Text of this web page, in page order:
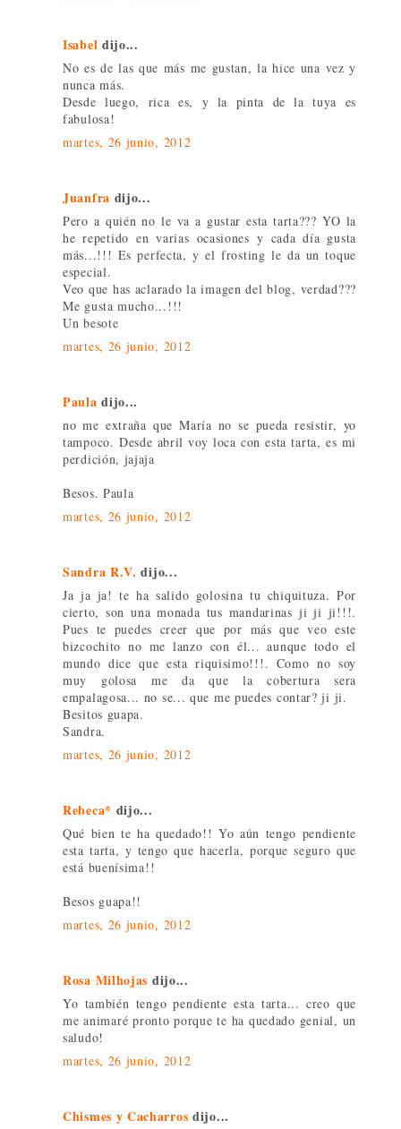
Isabel dijo...
No es de las que más me gustan, la hice una vez y
nunca más.
Desde luego, rica es, y la pinta de la tuya es
fabulosa!
martes, 26 junio, 2012
Juanfra dijo...
Pero a quién no le va a gustar esta tarta??? YO la
he repetido en varias ocasiones y cada día gusta
más...!!! Es perfecta, y el frosting le da un toque
especial.
Veo que has aclarado la imagen del blog, verdad???
Me gusta mucho...!!!
Un besote
martes, 26 junio, 2012
Paula dijo...
no me extraña que María no se pueda resistir, yo
tampoco. Desde abril voy loca con esta tarta, es mi
perdición, jajaja
Besos. Paula
martes, 26 junio, 2012
Sandra R.V. dijo...
Ja ja ja! te ha salido golosina tu chiquituza. Por
cierto, son una monada tus mandarinas ji ji ji!!!.
Pues te puedes creer que por más que veo este
bizcochito no me lanzo con él... aunque todo el
mundo dice que esta riquisimo!!!. Como no soy
muy golosa me da que la cobertura sera
empalagosa... no se... que me puedes contar? ji ji.
Besitos guapa.
Sandra.
martes, 26 junio, 2012
Rebeca* dijo...
Qué bien te ha quedado!! Yo aún tengo pendiente
esta tarta, y tengo que hacerla, porque seguro que
está buenísima!!
Besos guapa!!
martes, 26 junio, 2012
Rosa Milhojas dijo...
Yo también tengo pendiente esta tarta... creo que
me animaré pronto porque te ha quedado genial, un
saludo!
martes, 26 junio, 2012
Chismes y Cacharros dijo...